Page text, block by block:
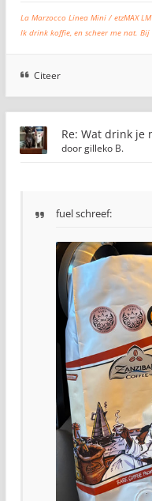
La Marzocco Linea Mini / etzMAX LM
Ik drink koffie, en scheer me nat.
Citeer
Re: Wat drink je
doorgilleko B.
fuel schreef: